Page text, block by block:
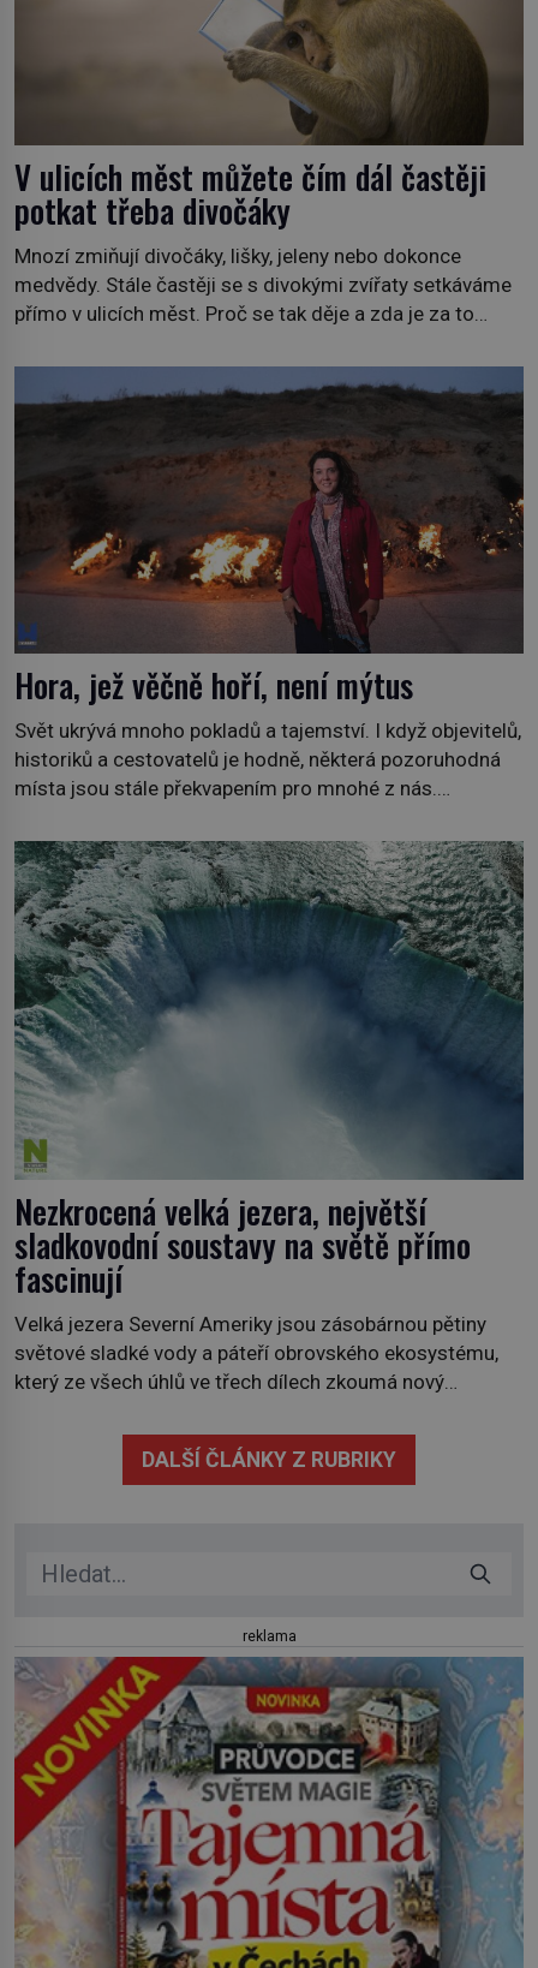
V ulicích měst můžete čím dál častěji
potkat třeba divočáky
Mnozí zmiňují divočáky, lišky, jeleny nebo dokonce
medvědy. Stále častěji se s divokými zvířaty setkáváme
přímo v ulicích měst. Proč se tak děje a zda je za to
jiných. My se raději podíváme do jiných zemí a
prozkoumáme, jaká další zvířata po celém světě se
Hora, jež věčně hoří, není mýtus
Svět ukrývá mnoho pokladů a tajemství. I když objevitelů,
historiků a cestovatelů je hodně, některá pozoruhodná
místa jsou stále překvapením pro mnohé z nás.
Albánie či úchvatná atmosféra Kypru jsou jedny z míst,
která nám mají co nabídnout a vyprávět. Uznávaná
historička Bettany Hughes, se vydala prozkoumat
pozoruhodné úkazy, o kterých jste možná doposud
neslyšeli. Hora, […]
Nezkrocená velká jezera, největší
sladkovodní soustavy na světě přímo
fascinují
Velká jezera Severní Ameriky jsou zásobárnou pětiny
světové sladké vody a páteří obrovského ekosystému,
který ze všech úhlů ve třech dílech zkoumá nový
premiéře jej uvidíte na Viasat Nature v pondělí 5.
července. Hořejší jezero, Huronské jezero, Michiganské
DALŠÍ ČLÁNKY Z RUBRIKY
reklama